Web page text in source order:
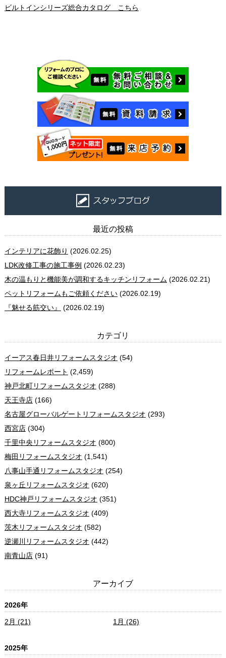
ビルトインシリーズ総合カタログ こちら
最近の投稿
インテリアに花飾り (2026.02.25)
LDK改修工事の施工事例 (2026.02.23)
木の温もりと機能美が調和するキッチンリフォーム (2026.02.21)
ペットリフォームもご依頼ください(2026.02.19)
『魅せる筋交い』
(2026.02.19)
カテゴリ
イーアス春日井リフォームスタジオ (54)
リフォームレポート (2,459)
神戸北町リフォームスタジオ (288)
天王寺店(166)
名古屋グローバルゲートリフォームスタジオ (293)
西宮店(304)
千里中央リフォームスタジオ (800)
梅田リフォームスタジオ (1,541)
八事山手通リフォームスタジオ (254)
泉ヶ丘リフォームスタジオ (620)
HDC神戸リフォームスタジオ (351)
西大寺リフォームスタジオ (409)
茨木リフォームスタジオ (582)
逆瀬川リフォームスタジオ (442)
南青山店(91)
アーカイブ
2026年
2月 (21) 1月 (26)
2025年